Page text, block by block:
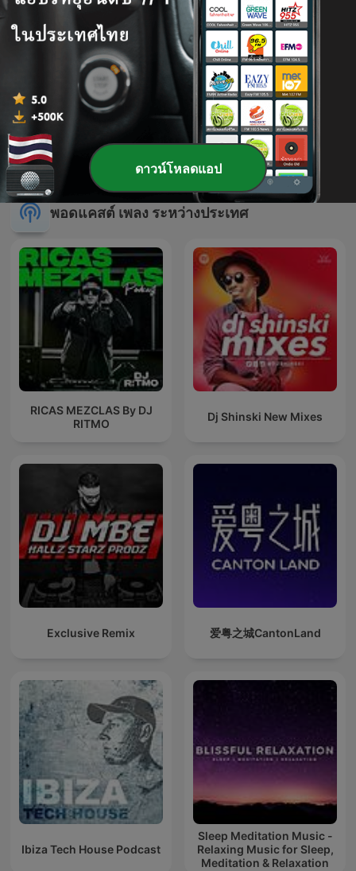
Smooth Jazz Classics Pink Floyd
พอดแคสต์ เพลง ระหว่างประเทศ
RICAS MEZCLAS By DJ
RITMO
Dj Shinski New Mixes
Exclusive Remix 爱粤之城CantonLand
Ibiza Tech House Podcast
Sleep Meditation Music -
Relaxing Music for Sleep,
Meditation & Relaxation
ดาวน์โหลดแอป